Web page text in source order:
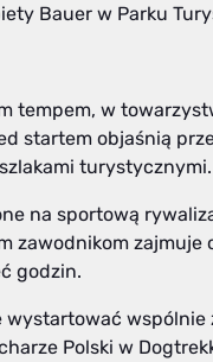
Bauer w Parku
tempem, w
startem objaśnią
turystycznymi.
na sportową
zajmuje
godzin.
wystartować
Polski w